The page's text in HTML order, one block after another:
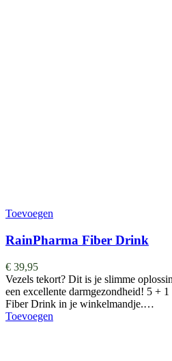
Toevoegen
RainPharma Fiber Drink
€ 39,95
Vezels tekort? Dit is je slimme
een excellente darmgezondheid! 5 +
Fiber Drink in je winkelmandje.…
Toevoegen